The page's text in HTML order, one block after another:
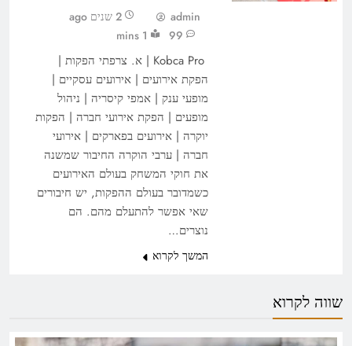
admin
2 שנים ago
99
1 mins
Kobca Pro | א. צרפתי הפקות |
הפקת אירועים | אירועים עסקיים |
מופעי ענק | אמפי קיסריה | ניהול
מופעים | הפקת אירועי חברה | הפקות
יוקרה | אירועים בפארקים | אירועי
חברה | ערבי הוקרה החיבור שמשנה
את חוקי המשחק בעולם האירועים
כשמדובר בעולם ההפקות, יש חיבורים
שאי אפשר להתעלם מהם. הם
נוצרים…
המשך לקרוא
שווה לקרוא